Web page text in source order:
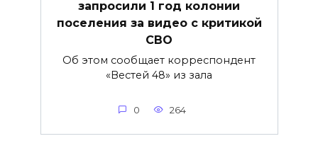
запросили 1 год колонии
поселения за видео с критикой
СВО
Об этом сообщает корреспондент
«Вестей 48» из зала
0 264